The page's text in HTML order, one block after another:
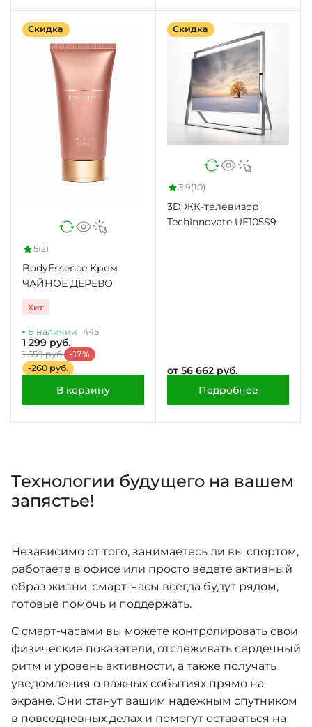
Скидка
5(2)
BodyEssence Крем
ЧАЙНОЕ ДЕРЕВО
Хит
В наличии 445
1 299 руб.
1 559 руб. -17%
-260 руб.
В корзину
Скидка
3.9(10)
3D ЖК-телевизор
TechInnovate UE105S9
от 56 662 руб.
Подробнее
Технологии будущего на вашем
запястье!
Независимо от того, занимаетесь ли вы спортом,
работаете в офисе или просто ведете активный
образ жизни, смарт-часы всегда будут рядом,
готовые помочь и поддержать.
С смарт-часами вы можете контролировать свои
физические показатели, отслеживать сердечный
ритм и уровень активности, а также получать
уведомления о важных событиях прямо на
экране. Они станут вашим надежным спутником
в повседневных делах и помогут оставаться на